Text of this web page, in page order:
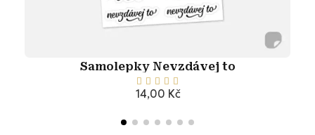
Samolepky Nevzdávej to
    
14,00 Kč
Přidat do košíku